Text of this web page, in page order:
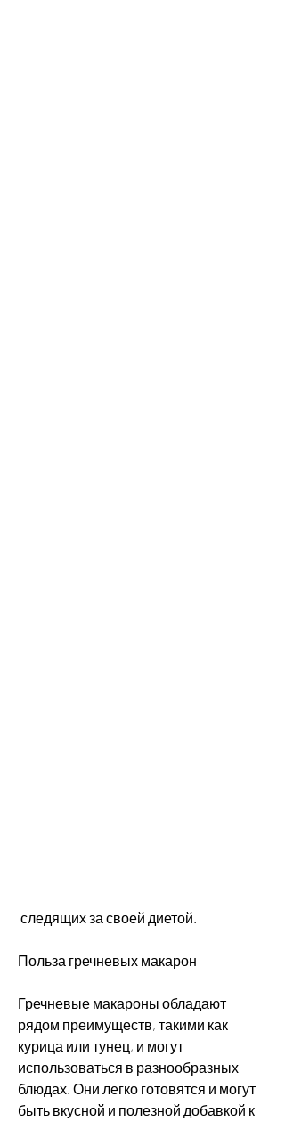
следящих за своей диетой.
Польза гречневых макарон
Гречневые макароны обладают
рядом преимуществ, такими как
курица или тунец, и могут
использоваться в разнообразных
блюдах. Они легко готовятся и могут
быть вкусной и полезной добавкой к